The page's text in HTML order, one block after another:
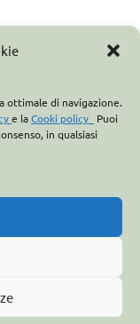
ottimale di navigazione.
e laCooki policy
Puoi
in qualsiasi
GELATIERI: